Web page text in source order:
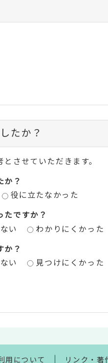
たか？
させていただきます。
か？
役に立たなかった
ですか？
い
わかりにくかった
か？
い 見つけにくかった
用について リンク・著